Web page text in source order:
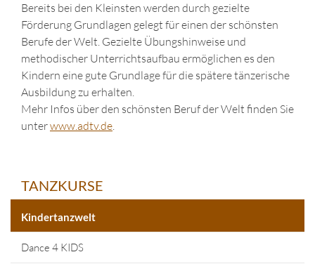
Bereits bei den Kleinsten werden durch gezielte
Förderung Grundlagen gelegt für einen der schönsten
Berufe der Welt. Gezielte Übungshinweise und
methodischer Unterrichtsaufbau ermöglichen es den
Kindern eine gute Grundlage für die spätere tänzerische
Ausbildung zu erhalten.
Mehr Infos über den schönsten Beruf der Welt finden Sie
unterwww.adtv.de.
TANZKURSE
Kindertanzwelt
Dance 4 KIDS